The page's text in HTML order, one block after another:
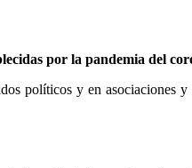
por la pandemia del
políticos y en asociaciones